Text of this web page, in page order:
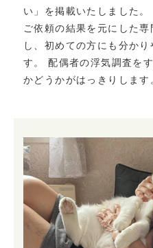
い」を掲載いたしました。
ご依頼の結果を元にした
し、初めての方にも分か
す。 配偶者の浮気調査を
かどうかがはっきりしま